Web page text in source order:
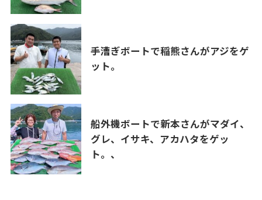
手漕ぎボートで稲熊さんがアジをゲ
ット。
船外機ボートで新本さんがマダイ、
グレ、イサキ、アカハタをゲッ
ト。、